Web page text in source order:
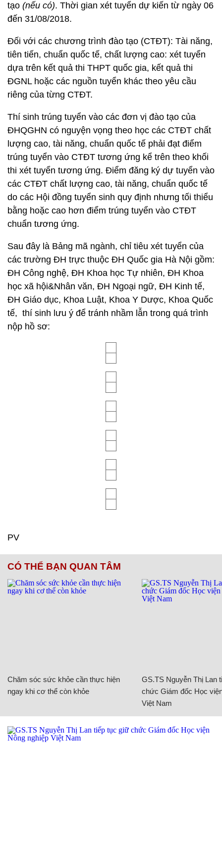
tạo (nếu có). Thời gian xét tuyển dự kiến từ ngày 06
đến 31/08/2018.
Đối với các chương trình đào tạo (CTĐT): Tài năng,
tiên tiến, chuẩn quốc tế, chất lượng cao: xét tuyển
dựa trên kết quả thi THPT quốc gia, kết quả thi
ĐGNL hoặc các nguồn tuyển khác theo yêu cầu
riêng của từng CTĐT.
Thí sinh trúng tuyển vào các đơn vị đào tạo của
ĐHQGHN có nguyện vọng theo học các CTĐT chất
lượng cao, tài năng, chuẩn quốc tế phải đạt điểm
trúng tuyển vào CTĐT tương ứng kể trên theo khối
thi xét tuyển tương ứng. Điểm đăng ký dự tuyển vào
các CTĐT chất lượng cao, tài năng, chuẩn quốc tế
do các Hội đồng tuyển sinh quy định nhưng tối thiểu
bằng hoặc cao hơn điểm trúng tuyển vào CTĐT
chuẩn tương ứng.
Sau đây là Bảng mã ngành, chỉ tiêu xét tuyển của
các trường ĐH trực thuộc ĐH Quốc gia Hà Nội gồm:
ĐH Công nghệ, ĐH Khoa học Tự nhiên, ĐH Khoa
học xã hội&Nhân văn, ĐH Ngoại ngữ, ĐH Kinh tế,
ĐH Giáo dục, Khoa Luật, Khoa Y Dược, Khoa Quốc
tế, thí sinh lưu ý để tránh nhầm lẫn trong quá trình
nộp hồ sơ:
PV
CÓ THỂ BẠN QUAN TÂM
Chăm sóc sức khỏe cần thực hiện
ngay khi cơ thể còn khỏe
GS.TS Nguyễn Thị Lan
chức Giám đốc Học
Việt Nam